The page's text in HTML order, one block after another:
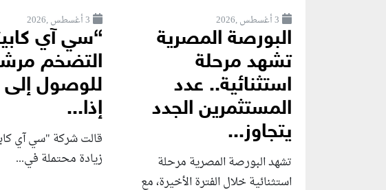
3 أغسطس ,2026
البورصة المصرية
تشهد مرحلة
استثنائية.. عدد
المستثمرين الجدد
يتجاوز...
تشهد البورصة المصرية مرحلة
استثنائية خلال الفترة الأخيرة، مع
3 أغسطس ,2026
“سي آي
التضخم
إذا...
قالت شركة "سي آي
زيادة محتملة في...